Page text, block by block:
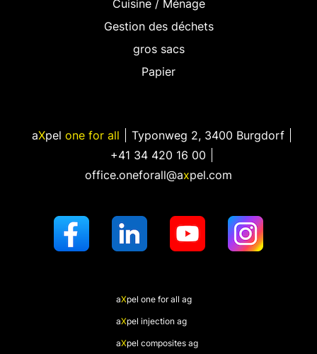
Cuisine / Ménage
Gestion des déchets
gros sacs
Papier
aXpel one for all Typonweg 2, 3400 Burgdorf
+41 34 420 16 00
office.oneforall@axpel.com
aXpel one for all ag
aXpel injection ag
aXpel composites ag